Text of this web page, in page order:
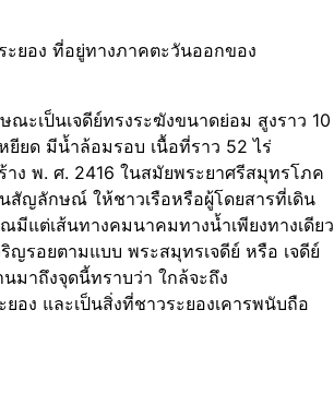
ะยอง ที่อยู่ทางภาคตะวันออกของ
ณะเป็นเจดีย์ทรงระฆังขนาดย่อม สูงราว 10
ยียด มีน้ำล้อมรอบ เนื้อที่ราว 52 ไร่
าง พ. ศ. 2416 ในสมัยพระยาศรีสมุทรโภค
นสัญลักษณ์ ให้ชาวเรือหรือผู้โดยสารที่เดิน
มีแต่เส้นทางคมนาคมทางน้ำเพียงทางเดียว
ญรอยตามแบบ พระสมุทรเจดีย์ หรือ เจดีย์
มาถึงจุดนี้ทราบว่า ใกล้จะถึง
อง และเป็นสิ่งที่ชาวระยองเคารพนับถือ